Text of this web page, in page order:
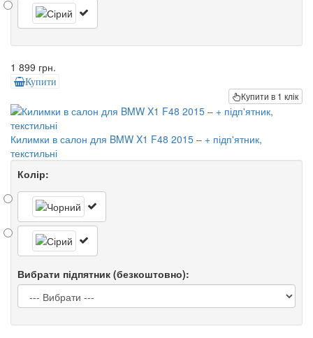
1 899 грн.
Купити
Купити в 1 клік
Килимки в салон для BMW X1 F48 2015 – + підп'ятник,
текстильні
Колір:
Вибрати підпятник (безкоштовно):